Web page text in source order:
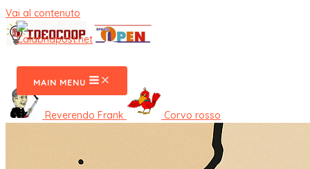
Vai al contenuto
MAIN MENU
Reverendo Frank Corvo rosso